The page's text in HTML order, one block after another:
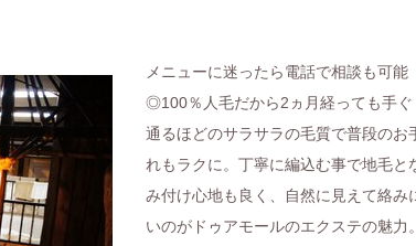
メニューに迷ったら電話で相談も可能
◎100％人毛だから2ヵ月経っても手ぐ
通るほどのサラサラの毛質で普段のお
れもラクに。丁寧に編込む事で地毛と
み付け心地も良く、自然に見えて絡み
いのがドゥアモールのエクステの魅力